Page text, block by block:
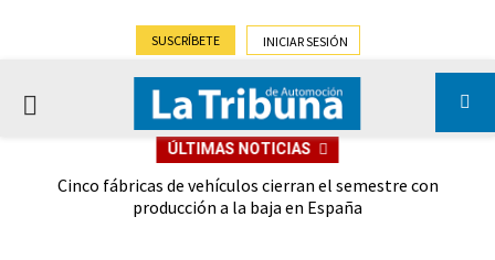
SUSCRÍBETE INICIAR SESIÓN
PRIMARY
ÚLTIMAS NOTICIAS
Cinco fábricas de vehículos cierran el semestre con
producción a la baja en España